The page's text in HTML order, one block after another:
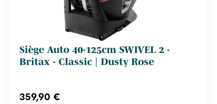
Siège Auto 40-125cm SWIVEL 2 -
Britax - Classic | Dusty Rose
359,90 €